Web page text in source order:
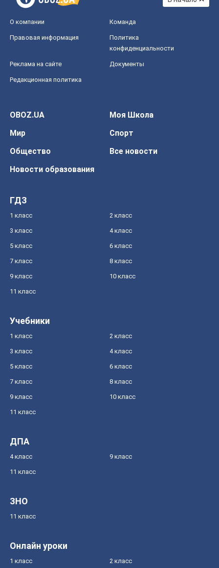
О компании Команда
Правовая информация
Политика
конфиденциальности
Реклама на сайте Документы
Редакционная политика
OBOZ.UA
Моя Школа
Мир
Спорт
Общество
Все новости
Новости образования
ГДЗ
1 класс 2 класс
3 класс 4 класс
5 класс 6 класс
7 класс 8 класс
9 класс 10 класс
11 класс
Учебники
1 класс 2 класс
3 класс 4 класс
5 класс 6 класс
7 класс 8 класс
9 класс 10 класс
11 класс
ДПА
4 класс 9 класс
11 класс
ЗНО
11 класс
Онлайн уроки
1 класс 2 класс